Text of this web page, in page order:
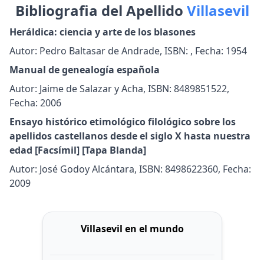
Bibliografia del Apellido Villasevil
Heráldica: ciencia y arte de los blasones
Autor: Pedro Baltasar de Andrade, ISBN: , Fecha: 1954
Manual de genealogía española
Autor: Jaime de Salazar y Acha, ISBN: 8489851522,
Fecha: 2006
Ensayo histórico etimológico filológico sobre los
apellidos castellanos desde el siglo X hasta nuestra
edad [Facsímil] [Tapa Blanda]
Autor: José Godoy Alcántara, ISBN: 8498622360, Fecha:
2009
Villasevil en el mundo